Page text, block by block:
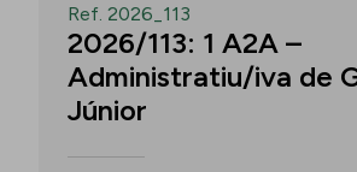
Ref. 2026_113
2026/113: 1 A2A –
Administratiu/iva de
Júnior